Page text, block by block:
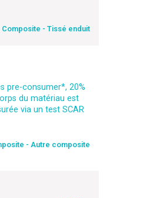
Composite - Tissé enduit
pre-consumer*, 20%
du matériau est
via un test SCAR
- Autre composite